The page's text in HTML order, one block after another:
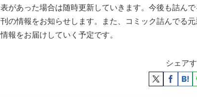
があった場合は随時更新していきます。今後も詰ん
の情報をお知らせします。また、コミック詰んでる
報をお届けしていく予定です。
シェア